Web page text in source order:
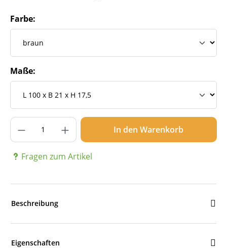
Farbe:
Maße:
Produkt Anzahl: Gib den gewünschten
In den Warenkorb
Fragen zum Artikel
Beschreibung
Eigenschaften